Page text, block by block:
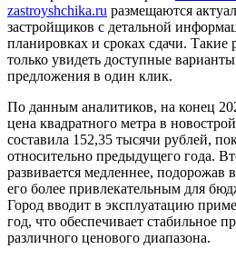
zastroyshchika.ru размещаются
застройщиков с детальной
планировках и сроках сдачи. Такие
только увидеть доступные
предложения в один клик.
По данным аналитиков, на конец
цена квадратного метра в
составила 152,35 тысячи рублей,
относительно предыдущего года.
развивается медленнее, подорожав
его более привлекательным для
Город вводит в эксплуатацию
год, что обеспечивает стабильное
различного ценового диапазона.